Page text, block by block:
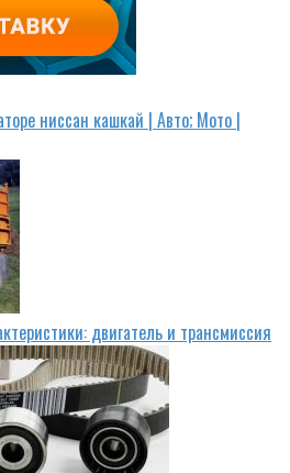
ниссан кашкай | Авто; Мото |
двигатель и трансмиссия